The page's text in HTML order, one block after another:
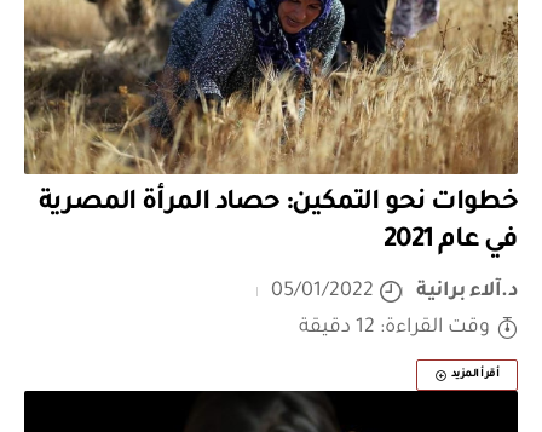
خطوات نحو التمكين: حصاد المرأة المصرية
في عام 2021
د.آلاء برانية
05/01/2022
وقت القراءة: 12 دقيقة
أقرأ المزيد